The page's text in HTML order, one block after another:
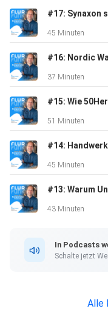
45 Minuten
37 Minuten
51 Minuten
45 Minuten
43 Minuten
In Podcasts
Schalte jetzt
Alle